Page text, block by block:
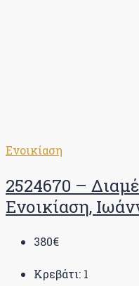
Ενοικίαση
2524670 –
Ενοικίαση,
380€
Κρεβάτι: 1